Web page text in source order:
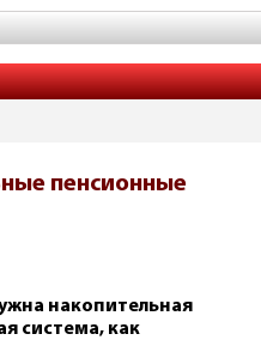
пенсионные
накопительная
система, как